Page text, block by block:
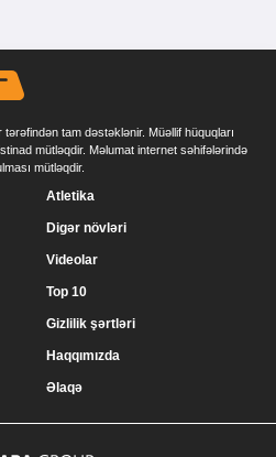
tam dəstəklənir. Müəllif hüquqları
mütləqdir. Məlumat internet səhifələrində
mütləqdir.
Atletika
Digər növləri
Videolar
Top 10
Gizlilik şərtləri
Haqqımızda
Əlaqə